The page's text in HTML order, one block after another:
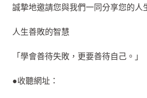
誠摯地邀請您與我們一同分享您的人
人生善敗的智慧
「學會善待失敗，更要善待自己。」
●收聽網址：